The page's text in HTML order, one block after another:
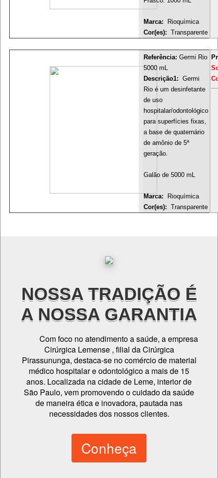
Marca:
Rioquímica
Cor(es): Transparente
Referência: Germi Rio
5000 mL
Descrição1: Germi
Rio é um desinfetante
de uso
hospitalar/odontológico
para superfícies fixas,
a base de quaternário
de amônio de 5ª
geração.
Galão de 5000 mL
Marca:
Rioquímica
Cor(es): Transparente
NOSSA TRADIÇÃO É
A NOSSA GARANTIA
Com foco no atendimento a saúde, a empresa
Cirúrgica Lemense , filial da Cirúrgica
Pirassununga, destaca-se no comércio de material
médico hospitalar e odontológico a mais de 15
anos. Localizada na cidade de Leme, interior de
São Paulo, vem promovendo o cuidado da saúde
de maneira ética e inovadora, pautada nas
necessidades dos nossos clientes.
Conheça